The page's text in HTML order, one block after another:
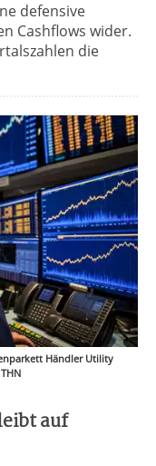
defensive
Cashflows wider.
die
Händler Utility
auf